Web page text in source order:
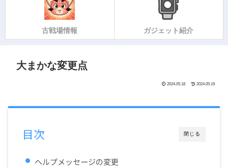
古戦場情報 ガジェット紹介
大まかな変更点
2024.05.18 2024.05.19
閉じる
目次
ヘルプメッセージの変更